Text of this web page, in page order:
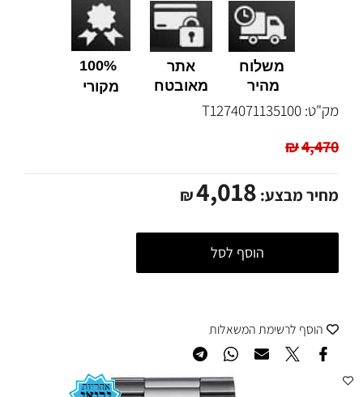
משלוח
מהיר
אתר
מאובטח
100%
מקורי
מק"ט: T1274071135100
₪4,470
מחיר מבצע: ₪4,018
הוסף לסל
הוסף לרשימת המשאלות